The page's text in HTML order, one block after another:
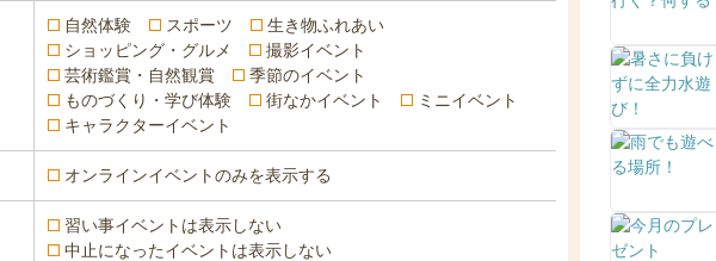
自然体験 スポーツ
生き物ふれあい
ショッピング・グルメ
撮影イベント
芸術鑑賞・自然観賞
季節のイベント
ものづくり・学び体験
街なかイベント
ミニイベント
キャラクターイベント
オンラインイベントのみを表示する
習い事イベントは表示しない
中止になったイベントは表示しない